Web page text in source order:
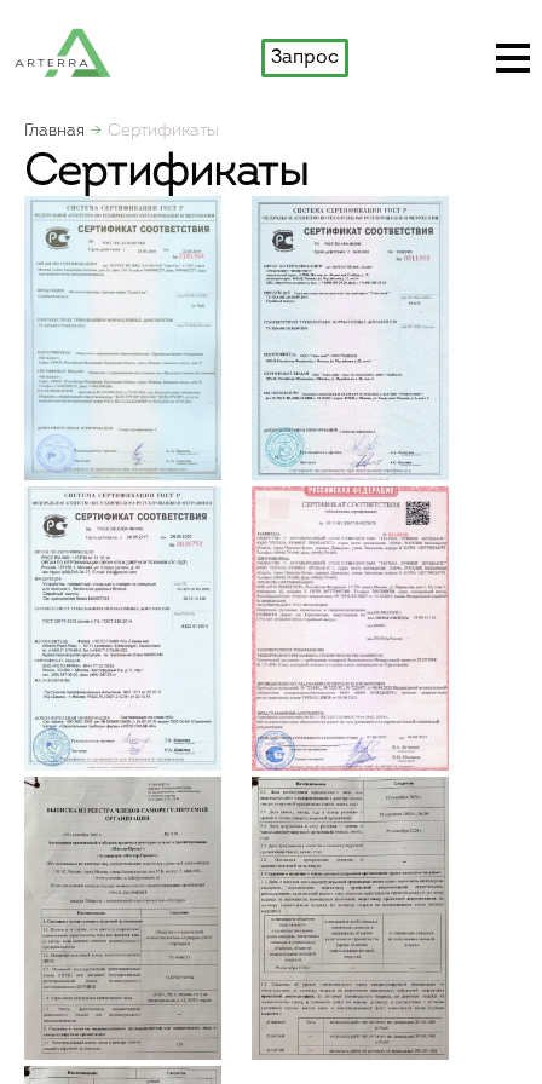
Запрос
Главная Сертификаты
Сертификаты